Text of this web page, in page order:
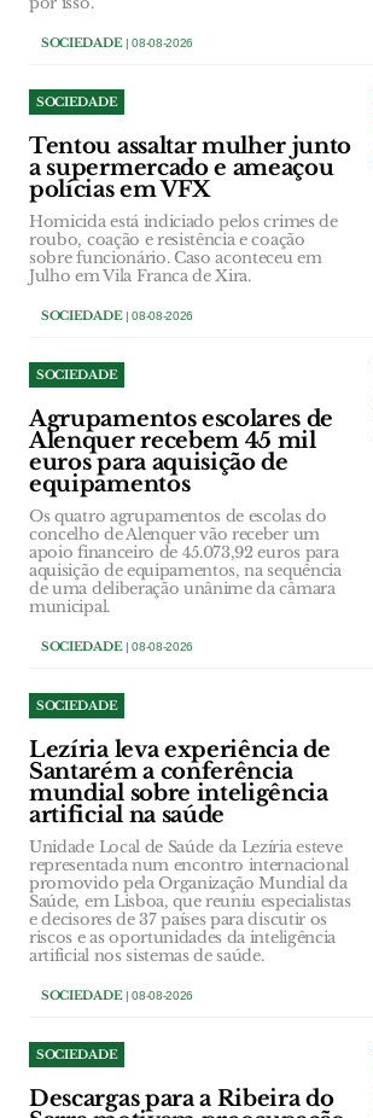
SOCIEDADE| 08-08-2026
SOCIEDADE
Tentou assaltar mulher junto
a supermercado e ameaçou
polícias em VFX
Homicida está indiciado pelos crimes de
roubo, coação e resistência e coação
sobre funcionário. Caso aconteceu em
Julho em Vila Franca de Xira.
SOCIEDADE| 08-08-2026
SOCIEDADE
Agrupamentos escolares de
Alenquer recebem 45 mil
euros para aquisição de
equipamentos
Os quatro agrupamentos de escolas do
concelho de Alenquer vão receber um
apoio financeiro de 45.073,92 euros para
aquisição de equipamentos, na sequência
de uma deliberação unânime da câmara
municipal.
SOCIEDADE| 08-08-2026
SOCIEDADE
Lezíria leva experiência de
Santarém a conferência
mundial sobre inteligência
artificial na saúde
Unidade Local de Saúde da Lezíria esteve
representada num encontro internacional
promovido pela Organização Mundial da
Saúde, em Lisboa, que reuniu especialistas
e decisores de 37 países para discutir os
riscos e as oportunidades da inteligência
artificial nos sistemas de saúde.
SOCIEDADE| 08-08-2026
SOCIEDADE
Descargas para a Ribeira do